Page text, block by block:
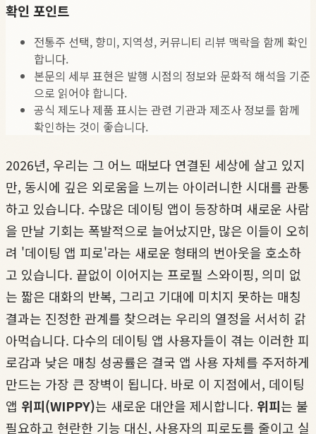
확인 포인트
전통주 선택, 향미, 지역성, 커뮤니티 리뷰 맥락을 함께 확인
합니다.
본문의 세부 표현은 발행 시점의 정보와 문화적 해석을 기준
으로 읽어야 합니다.
공식 제도나 제품 표시는 관련 기관과 제조사 정보를 함께
확인하는 것이 좋습니다.
2026년, 우리는 그 어느 때보다 연결된 세상에 살고 있지
만, 동시에 깊은 외로움을 느끼는 아이러니한 시대를 관통
하고 있습니다. 수많은 데이팅 앱이 등장하며 새로운 사람
을 만날 기회는 폭발적으로 늘어났지만, 많은 이들이 오히
려 '데이팅 앱 피로'라는 새로운 형태의 번아웃을 호소하
고 있습니다. 끝없이 이어지는 프로필 스와이핑, 의미 없
는 짧은 대화의 반복, 그리고 기대에 미치지 못하는 매칭
결과는 진정한 관계를 찾으려는 우리의 열정을 서서히 갉
아먹습니다. 다수의 데이팅 앱 사용자들이 겪는 이러한 피
로감과 낮은 매칭 성공률은 결국 앱 사용 자체를 주저하게
만드는 가장 큰 장벽이 됩니다. 바로 이 지점에서, 데이팅
앱 위피(WIPPY)는 새로운 대안을 제시합니다. 위피는 불
필요하고 현란한 기능 대신, 사용자의 피로도를 줄이고 실